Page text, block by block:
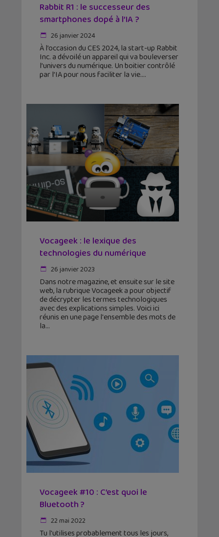
Rabbit R1 : le successeur des
smartphones dopé à l’IA ?
26 janvier 2024
À l’occasion du CES 2024, la start-up Rabbit
Inc. a dévoilé un appareil qui va bouleverser
l’univers du numérique. Un boitier contrôlé
par l’IA pour nous faciliter la vie.
Vocageek : le lexique des
technologies du numérique
26 janvier 2023
Dans notre magazine, et ensuite sur le site
web, la rubrique Vocageek a pour objectif
de décrypter les termes technologiques
avec des explications simples. Voici ici
réunis en une page l'ensemble des mots de
la
Vocageek #10 : C’est quoi le
Bluetooth ?
22 mai 2022
Tu l'utilises probablement tous les jours,